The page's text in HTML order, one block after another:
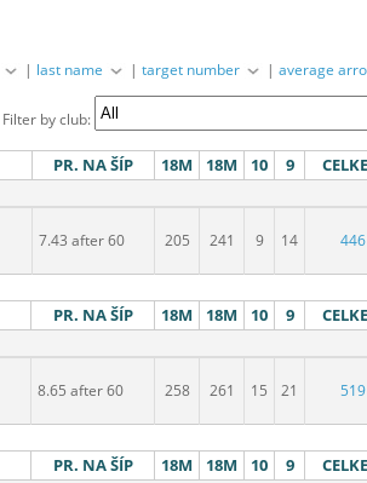
| last name |target number |average
Filter by club:
PR. NA ŠÍP 18M 18M 10 9
7.43 after 60 205 241 9 14 446
PR. NA ŠÍP 18M 18M 10 9
8.65 after 60 258 261 15 21 519
PR. NA ŠÍP 18M 18M 10 9